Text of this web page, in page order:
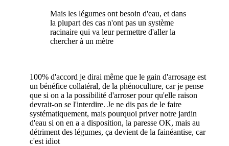
Mais les légumes ont besoin d'eau, et dans
la plupart des cas n'ont pas un système
racinaire qui va leur permettre d'aller la
chercher à un mètre
100% d'accord je dirai même que le gain d'arrosage est
un bénéfice collatéral, de la phénoculture, car je pense
que si on a la possibilité d'arroser pour qu'elle raison
devrait-on se l'interdire. Je ne dis pas de le faire
systématiquement, mais pourquoi priver notre jardin
d'eau si on en a a disposition, la paresse OK, mais au
détriment des légumes, ça devient de la fainéantise, car
c'est idiot